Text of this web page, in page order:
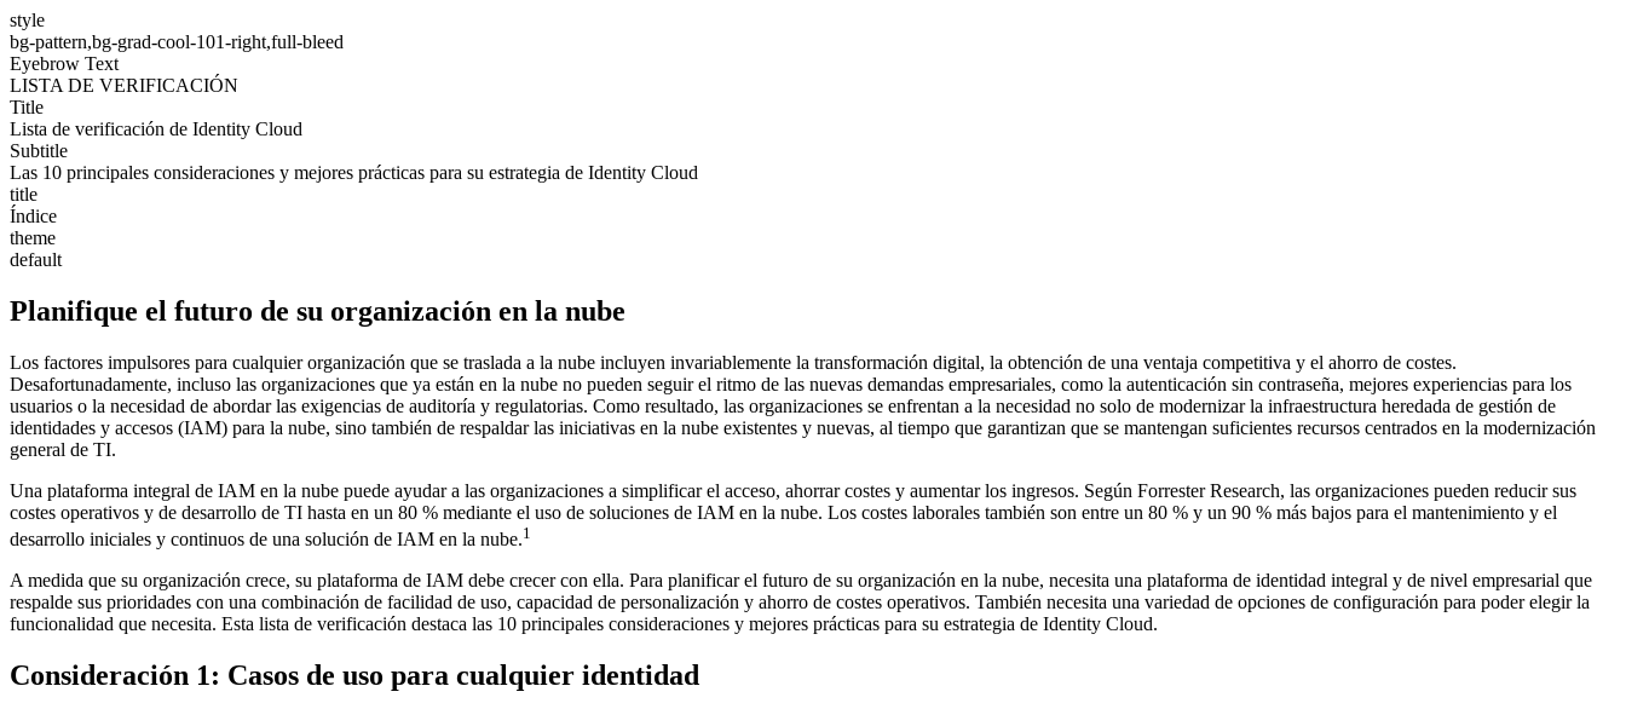
style
bg-pattern,bg-grad-cool-101-right,full-bleed
Eyebrow Text
LISTA DE VERIFICACIÓN
Title
Lista de verificación de Identity Cloud
Subtitle
Las 10 principales consideraciones y mejores prácticas para su estrategia de Identity Cloud
title
Índice
theme
default
Planifique el futuro de su organización en la nube
Los factores impulsores para cualquier organización que se traslada a la nube incluyen invariablemente la transformación digital, la obtención de una ventaja competitiva y el ahorro de costes.
Desafortunadamente, incluso las organizaciones que ya están en la nube no pueden seguir el ritmo de las nuevas demandas empresariales, como la autenticación sin contraseña, mejores experiencias para los
usuarios o la necesidad de abordar las exigencias de auditoría y regulatorias. Como resultado, las organizaciones se enfrentan a la necesidad no solo de modernizar la infraestructura heredada de gestión de
identidades y accesos (IAM) para la nube, sino también de respaldar las iniciativas en la nube existentes y nuevas, al tiempo que garantizan que se mantengan suficientes recursos centrados en la modernización
general de TI.
Una plataforma integral de IAM en la nube puede ayudar a las organizaciones a simplificar el acceso, ahorrar costes y aumentar los ingresos. Según Forrester Research, las organizaciones pueden reducir sus
costes operativos y de desarrollo de TI hasta en un 80 % mediante el uso de soluciones de IAM en la nube. Los costes laborales también son entre un 80 % y un 90 % más bajos para el mantenimiento y el
desarrollo iniciales y continuos de una solución de IAM en la nube.1
A medida que su organización crece, su plataforma de IAM debe crecer con ella. Para planificar el futuro de su organización en la nube, necesita una plataforma de identidad integral y de nivel empresarial que
respalde sus prioridades con una combinación de facilidad de uso, capacidad de personalización y ahorro de costes operativos. También necesita una variedad de opciones de configuración para poder elegir la
funcionalidad que necesita. Esta lista de verificación destaca las 10 principales consideraciones y mejores prácticas para su estrategia de Identity Cloud.
Consideración 1: Casos de uso para cualquier identidad